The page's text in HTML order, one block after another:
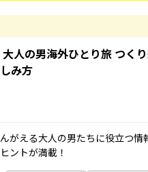
人の男海外ひとり旅 つく
み方
がえる大人の男たちに役立つ
ントが満載！